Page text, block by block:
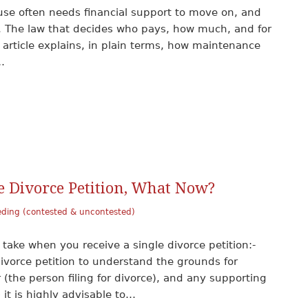
often needs financial support to move on, and
law that decides who pays, how much, and for
explains, in plain terms, how maintenance
Divorce Petition, What Now?
(contested & uncontested)
when you receive a single divorce petition:-
petition to understand the grounds for
person filing for divorce), and any supporting
it is highly advisable to…